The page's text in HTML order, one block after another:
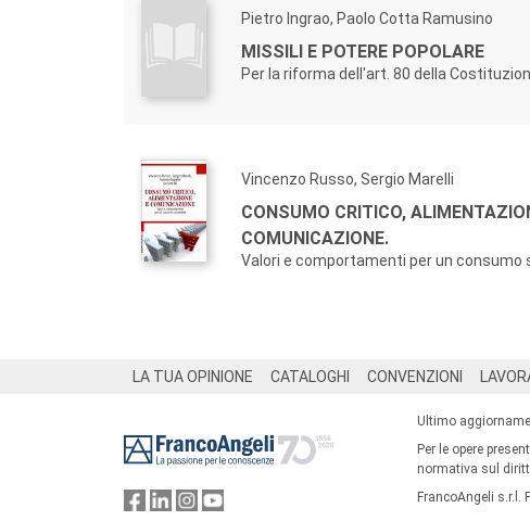
Pietro Ingrao, Paolo Cotta Ramusino
MISSILI E POTERE POPOLARE
Per la riforma dell'art. 80 della
Vincenzo Russo, Sergio Marelli
CONSUMO CRITICO,
COMUNICAZIONE.
Valori e comportamenti per un consumo
LA TUA OPINIONE CATALOGHI CONVENZIONI
Ultimo
Per le opere
normativa sul
FrancoAngeli s.r.l.